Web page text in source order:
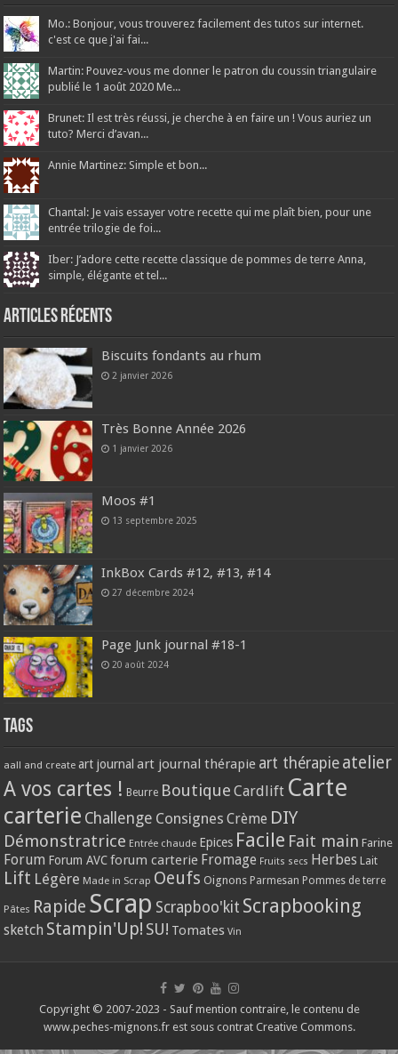
Mo.: Bonjour, vous trouverez facilement des tutos sur internet.
c'est ce que j'ai fai...
Martin: Pouvez-vous me donner le patron du coussin triangulaire
publié le 1 août 2020 Me...
Brunet: Il est très réussi, je cherche à en faire un ! Vous auriez un
tuto? Merci d’avan...
Annie Martinez: Simple et bon...
Chantal: Je vais essayer votre recette qui me plaît bien, pour une
entrée trilogie de foi...
Iber: J’adore cette recette classique de pommes de terre Anna,
simple, élégante et tel...
Articles récents
Biscuits fondants au rhum
2 janvier 2026
Très Bonne Année 2026
1 janvier 2026
Moos #1
13 septembre 2025
InkBox Cards #12, #13, #14
27 décembre 2024
Page Junk journal #18-1
20 août 2024
Tags
aall and create art journal art journal thérapie art thérapie atelier
A vos cartes ! Beurre Boutique Cardlift Carte
carterie Challenge Consignes Crème DIY
Démonstratrice Entrée chaude Epices Facile Fait main Farine
Forum Forum AVC forum carterie Fromage Fruits secs Herbes Lait
Lift Légère Made in Scrap Oeufs Oignons Parmesan Pommes de terre
Pâtes Rapide Scrap Scrapboo'kit Scrapbooking
sketch Stampin'Up! SU! Tomates Vin
Copyright © 2007-2023 - Sauf mention contraire, le contenu de
www.peches-mignons.fr est sous contrat Creative Commons.